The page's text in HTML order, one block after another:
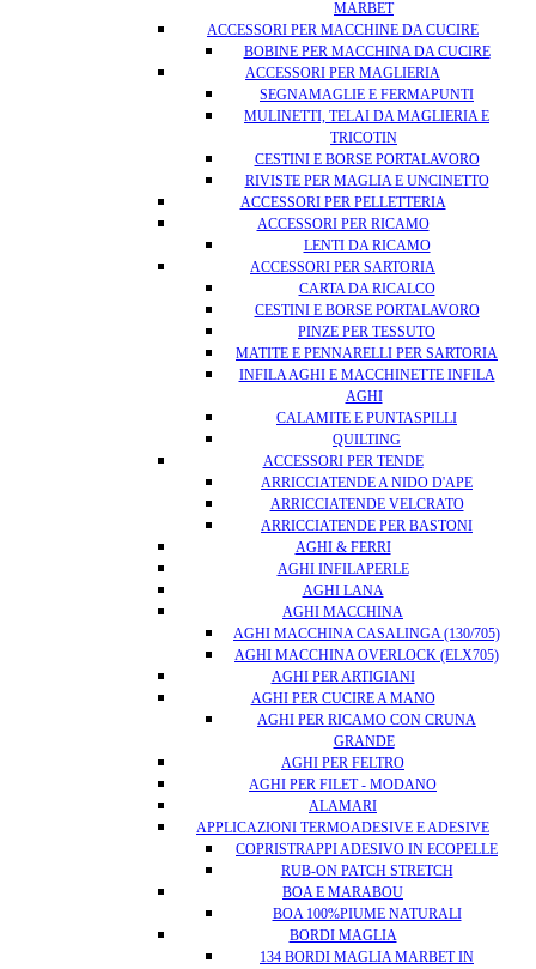
MARBET
ACCESSORI PER MACCHINE DA CUCIRE
BOBINE PER MACCHINA DA CUCIRE
ACCESSORI PER MAGLIERIA
SEGNAMAGLIE E FERMAPUNTI
MULINETTI, TELAI DA MAGLIERIA E
TRICOTIN
CESTINI E BORSE PORTALAVORO
RIVISTE PER MAGLIA E UNCINETTO
ACCESSORI PER PELLETTERIA
ACCESSORI PER RICAMO
LENTI DA RICAMO
ACCESSORI PER SARTORIA
CARTA DA RICALCO
CESTINI E BORSE PORTALAVORO
PINZE PER TESSUTO
MATITE E PENNARELLI PER SARTORIA
INFILA AGHI E MACCHINETTE INFILA
AGHI
CALAMITE E PUNTASPILLI
QUILTING
ACCESSORI PER TENDE
ARRICCIATENDE A NIDO D'APE
ARRICCIATENDE VELCRATO
ARRICCIATENDE PER BASTONI
AGHI & FERRI
AGHI INFILAPERLE
AGHI LANA
AGHI MACCHINA
AGHI MACCHINA CASALINGA (130/705)
AGHI MACCHINA OVERLOCK (ELX705)
AGHI PER ARTIGIANI
AGHI PER CUCIRE A MANO
AGHI PER RICAMO CON CRUNA
GRANDE
AGHI PER FELTRO
AGHI PER FILET - MODANO
ALAMARI
APPLICAZIONI TERMOADESIVE E ADESIVE
COPRISTRAPPI ADESIVO IN ECOPELLE
RUB-ON PATCH STRETCH
BOA E MARABOU
BOA 100%PIUME NATURALI
BORDI MAGLIA
134 BORDI MAGLIA MARBET IN